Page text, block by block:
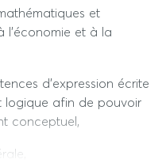
contemporaine.
gestion propose
Gestion(L1), au cours
dès la L2 vers
parcours entre «
et
l’économie et à la
d’expression écrite
logique afin de pouvoir
conceptuel,